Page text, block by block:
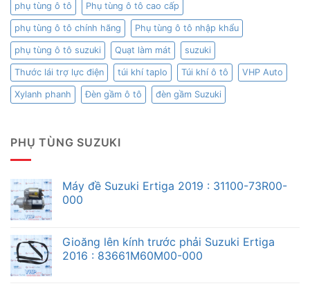
phụ tùng ô tô Phụ tùng ô tô cao cấp
phụ tùng ô tô chính hãng Phụ tùng ô tô nhập khẩu
phụ tùng ô tô suzuki Quạt làm mát suzuki
Thước lái trợ lực điện túi khí taplo Túi khí ô tô VHP Auto
Xylanh phanh Đèn gầm ô tô đèn gầm Suzuki
PHỤ TÙNG SUZUKI
Máy đề Suzuki Ertiga 2019 : 31100-73R00-
000
Gioăng lên kính trước phải Suzuki Ertiga
2016 : 83661M60M00-000